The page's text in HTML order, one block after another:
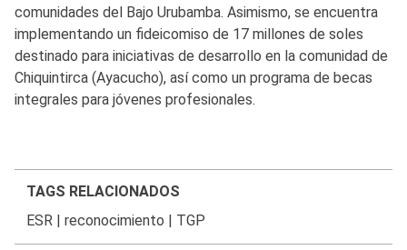
comunidades del Bajo Urubamba. Asimismo, se encuentra
implementando un fideicomiso de 17 millones de soles
destinado para iniciativas de desarrollo en la comunidad de
Chiquintirca (Ayacucho), así como un programa de becas
integrales para jóvenes profesionales.
TAGS RELACIONADOS
ESR| reconocimiento TGP